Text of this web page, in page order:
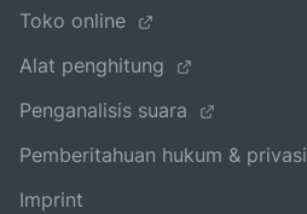
Toko online
Alat penghitung
Penganalisis suara
Pemberitahuan hukum & privasi
Imprint